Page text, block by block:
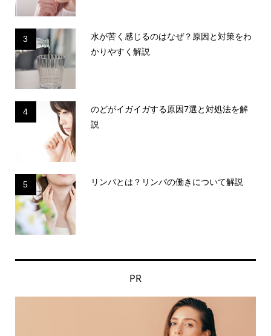
3
水が苦く感じるのはなぜ？原因と対策をわ
かりやすく解説
4
のどがイガイガする原因7選と対処法を解
説
5 リンパとは？リンパの働きについて解説
PR